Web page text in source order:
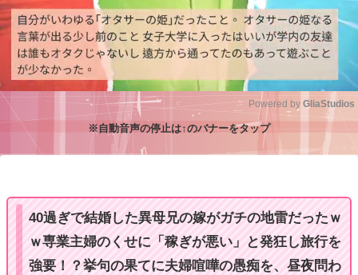
Powered by GliaStudios
※自動音声の停止は↑のバナーをタップ
40過ぎで結婚した異母兄の嫁がガチの地雷だったｗ
ｗ専業主婦のくせに「稼ぎが悪い」と発狂し旅行を
強要！？挙句の果てに夫婦喧嘩の愚痴を、昼夜問わ